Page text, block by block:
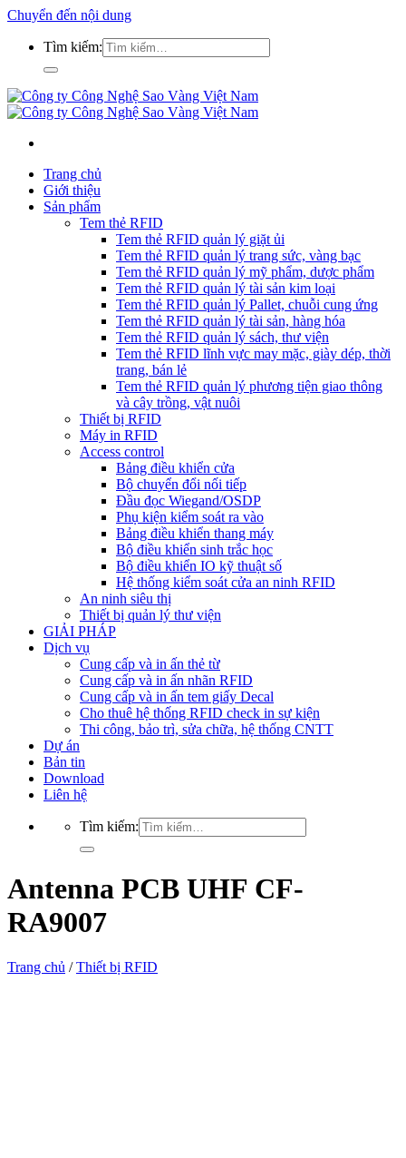
Chuyển đến nội dung
Tìm kiếm:
Trang chủ
Giới thiệu
Sản phẩm
Tem thẻ RFID
Tem thẻ RFID quản lý giặt ủi
Tem thẻ RFID quản lý trang sức, vàng bạc
Tem thẻ RFID quản lý mỹ phẩm, dược phẩm
Tem thẻ RFID quản lý tài sản kim loại
Tem thẻ RFID quản lý Pallet, chuỗi cung ứng
Tem thẻ RFID quản lý tài sản, hàng hóa
Tem thẻ RFID quản lý sách, thư viện
Tem thẻ RFID lĩnh vực may mặc, giày dép, thời
trang, bán lẻ
Tem thẻ RFID quản lý phương tiện giao thông
và cây trồng, vật nuôi
Thiết bị RFID
Máy in RFID
Access control
Bảng điều khiển cửa
Bộ chuyển đổi nối tiếp
Đầu đọc Wiegand/OSDP
Phụ kiện kiểm soát ra vào
Bảng điều khiển thang máy
Bộ điều khiển sinh trắc học
Bộ điều khiển IO kỹ thuật số
Hệ thống kiểm soát cửa an ninh RFID
An ninh siêu thị
Thiết bị quản lý thư viện
GIẢI PHÁP
Dịch vụ
Cung cấp và in ấn thẻ từ
Cung cấp và in ấn nhãn RFID
Cung cấp và in ấn tem giấy Decal
Cho thuê hệ thống RFID check in sự kiện
Thi công, bảo trì, sửa chữa, hệ thống CNTT
Dự án
Bản tin
Download
Liên hệ
Tìm kiếm:
Antenna PCB UHF CF-
RA9007
Trang chủ / Thiết bị RFID